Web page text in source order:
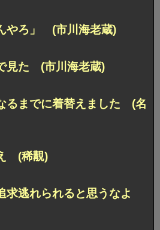
やろ」 (市川海老蔵)
見た (市川海老蔵)
るまでに着替えました (名
(稀覯)
求逃れられると思うなよ